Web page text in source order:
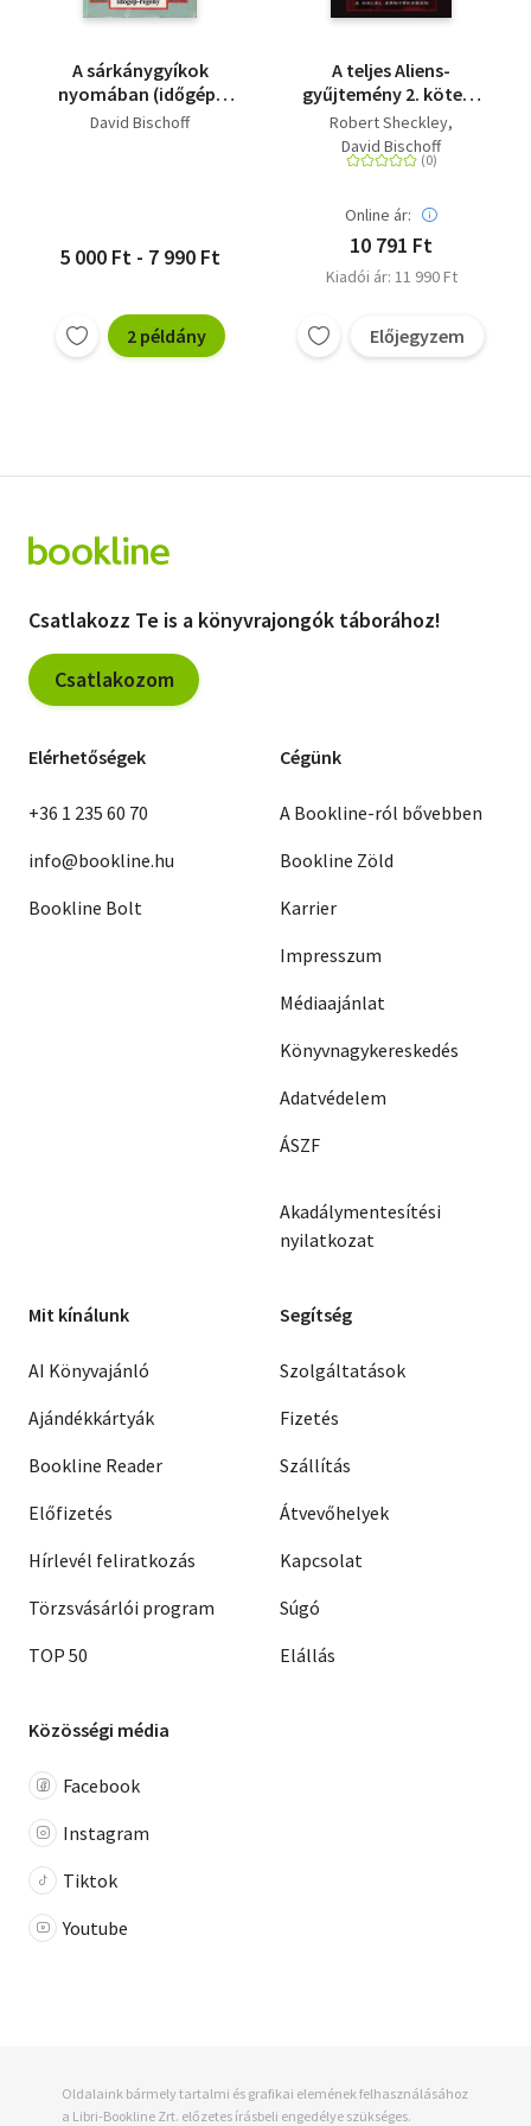
A sárkánygyíkok
nyomában (időgép-
regény)
David Bischoff
5 000 Ft - 7 990 Ft
2 példány
A teljes Aliens-
gyűjtemény 2. kötet -
Díszkiadás -
(Különleges kiadás)
Robert Sheckley
David Bischoff
Online ár:
10 791 Ft
Kiadói ár: 11 990 Ft
Előjegyzem
Csatlakozz Te is a könyvrajongók táborához!
Csatlakozom
Elérhetőségek
+36 1 235 60 70
info@bookline.hu
Bookline Bolt
Cégünk
A Bookline-ról bővebben
Bookline Zöld
Karrier
Impresszum
Médiaajánlat
Könyvnagykereskedés
Adatvédelem
ÁSZF
Akadálymentesítési
nyilatkozat
Mit kínálunk
AI Könyvajánló
Ajándékkártyák
Bookline Reader
Előfizetés
Hírlevél feliratkozás
Törzsvásárlói program
TOP 50
Segítség
Szolgáltatások
Fizetés
Szállítás
Átvevőhelyek
Kapcsolat
Súgó
Elállás
Közösségi média
Facebook
Instagram
Tiktok
Youtube
Oldalaink bármely tartalmi és grafikai elemének felhasználásához
a Libri-Bookline Zrt. előzetes írásbeli engedélye szükséges.